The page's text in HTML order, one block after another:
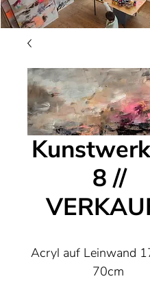
8 //
Acryl auf Leinwand
70cm